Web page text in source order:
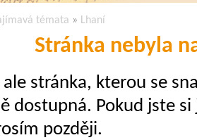
témata » Lhaní
Stránka nebyla
stránka, kterou se
dostupná. Pokud jste
později.